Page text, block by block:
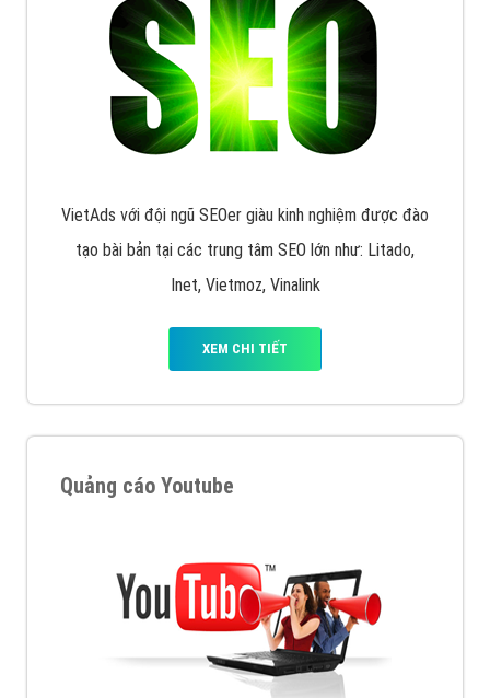
VietAds với đội ngũ SEOer giàu kinh nghiệm được đào
tạo bài bản tại các trung tâm SEO lớn như: Litado,
Inet, Vietmoz, Vinalink
XEM CHI TIẾT
Quảng cáo Youtube